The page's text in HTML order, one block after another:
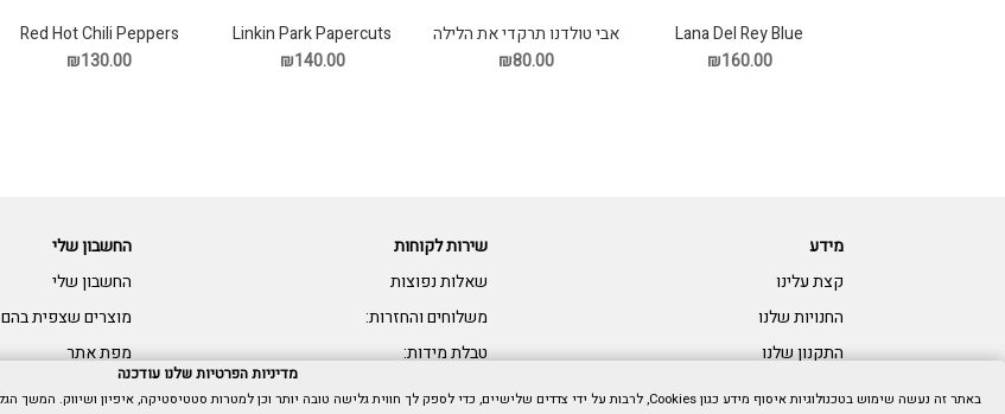
Lana Del Rey Blue
Banistersd תקליט
₪160.00
אבי טולדנו תרקדי את הלילה
תקליט
₪80.00
Linkin Park Papercuts
תקליט
₪140.00
Red Hot Chili Peppers
Californication תקליט
₪130.00
מידע
קצת עלינו
החנויות שלנו
התקנון שלנו
צרו קשר:
שירות לקוחות
שאלות נפוצות
משלוחים והחזרות:
טבלת מידות:
נגישות:
החשבון שלי
החשבון שלי
מוצרים שצפית בהם
מפת אתר
מדיניות הפרטיות שלנו עודכנה
באתר זה נעשה שימוש בטכנולוגיות איסוף מידע כגון Cookies, לרבות על ידי צדדים שלישיים, כדי לספק לך חווית גלישה טובה יותר וכן למטרות סטטיסטיקה, איפיון ושיווק. המשך הגלישה באתר מהווה הסכמתך לכך. למידע נוסף בנושא ואפשרות לנהל את השימוש באמצעים הללו,